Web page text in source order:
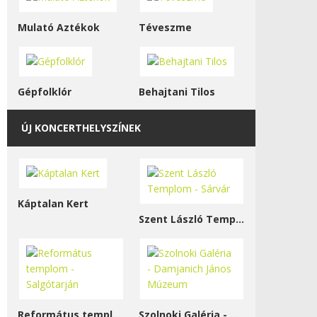
Mulató Aztékok Téveszme
Gépfolklór Behajtani Tilos
ÚJ KONCERTHELYSZÍNEK
Káptalan Kert
Szent László Templom - Sárvár